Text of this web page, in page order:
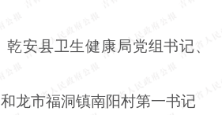
乾安县卫生健康局党组书记、
和龙市福洞镇南阳村第一书记